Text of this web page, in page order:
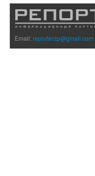
Email:reporterzp@gmail.com